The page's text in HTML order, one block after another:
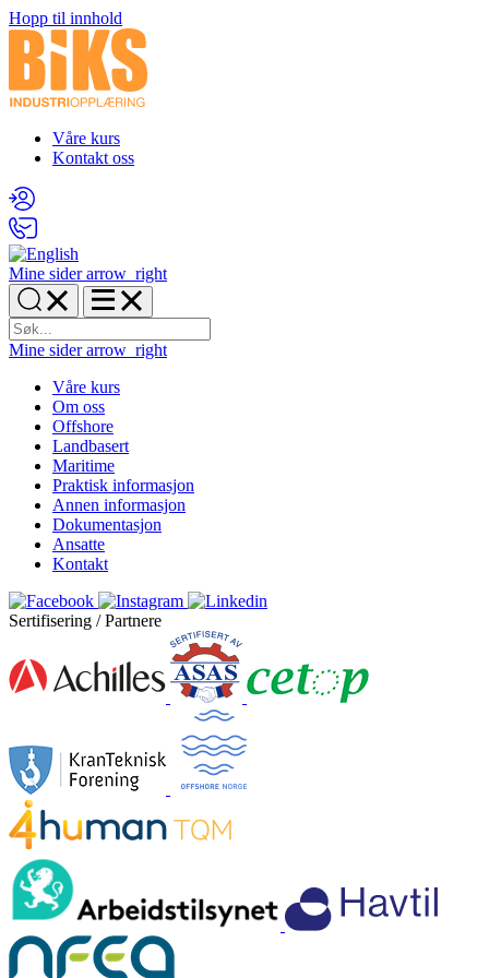
Hopp til innhold
Våre kurs
Kontakt oss
Mine sider arrow_right
Mine sider arrow_right
Våre kurs
Om oss
Offshore
Landbasert
Maritime
Praktisk informasjon
Annen informasjon
Dokumentasjon
Ansatte
Kontakt
Sertifisering / Partnere